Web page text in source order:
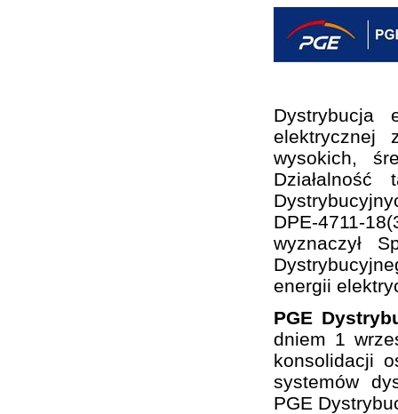
Dystrybucja
elektrycznej
wysokich,
DPE-4711-
wyznaczył
energii
PGE
dniem 1
konsolidacji
systemów
PGE